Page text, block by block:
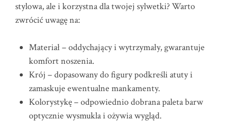
stylowa, ale i korzystna dla twojej sylwetki? Warto
zwrócić uwagę na:
Materiał – oddychający i wytrzymały, gwarantuje
komfort noszenia.
Krój – dopasowany do figury podkreśli atuty i
zamaskuje ewentualne mankamenty.
Kolorystykę – odpowiednio dobrana paleta barw
optycznie wysmukla i ożywia wygląd.